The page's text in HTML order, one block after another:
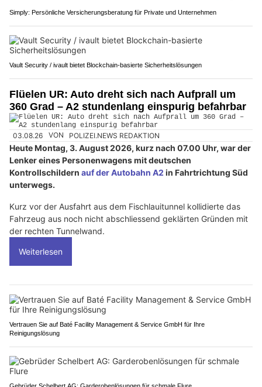
Simply: Persönliche Versicherungsberatung für Private und Unternehmen
Vault Security / ivault bietet Blockchain-basierte Sicherheitslösungen
Flüelen UR: Auto dreht sich nach Aufprall um
360 Grad – A2 stundenlang einspurig befahrbar
03.08.26 VON POLIZEI.NEWS REDAKTION
Heute Montag, 3. August 2026, kurz nach 07.00 Uhr, war der
Lenker eines Personenwagens mit deutschen
Kontrollschildern auf der Autobahn A2 in Fahrtrichtung Süd
unterwegs.
Kurz vor der Ausfahrt aus dem Fischlauitunnel kollidierte das
Fahrzeug aus noch nicht abschliessend geklärten Gründen mit
der rechten Tunnelwand.
Weiterlesen
Vertrauen Sie auf Baté Facility Management & Service GmbH für Ihre
Reinigungslösung